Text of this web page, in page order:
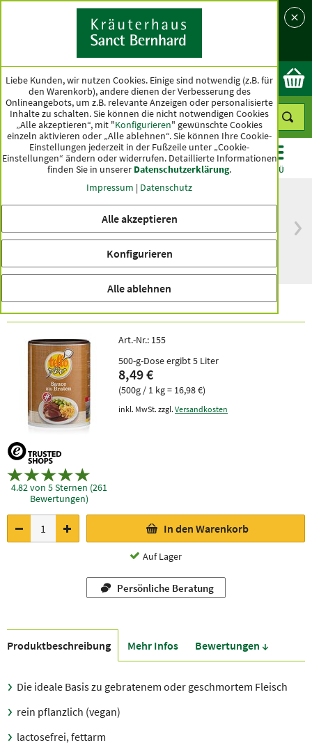
Land
Ok
KATEGORIEN ANGEBOTE TOPSELLER MENÜ
versandkostenfrei
innerhalb Deutschlands
Spitzenqualität seit
Sauce zu Braten
4.82 von 5 Sternen (261
Bewertungen)
Art.-Nr.: 155
500-g-Dose ergibt 5 Liter
8,49 €
(500g / 1 kg = 16,98 €)
inkl. MwSt. zzgl. Versandkosten
In den Warenkorb
Auf Lager
Persönliche Beratung
Produkt­beschreibung Mehr Infos Bewer­tungen ↓
Die ideale Basis zu gebratenem oder geschmortem Fleisch
rein pflanzlich (vegan)
lactosefrei, fettarm
Liebe Kunden, wir nutzen Cookies. Einige sind notwendig (z.B. für
den Warenkorb), andere dienen der Verbesserung des
Onlineangebots, um z.B. relevante Anzeigen oder personalisierte
Inhalte zu schalten. Sie können die nicht notwendigen Cookies
„Alle akzeptieren“, mit "Konfigurieren" gewünschte Cookies
einzeln aktivieren oder „Alle ablehnen“. Sie können Ihre Cookie-
Einstellungen jederzeit in der Fußzeile unter „Cookie-
Einstellungen“ ändern oder widerrufen. Detaillierte Informationen
finden Sie in unserer Datenschutzerklärung.
Impressum | Datenschutz
Alle akzeptieren
Konfigurieren
Alle ablehnen